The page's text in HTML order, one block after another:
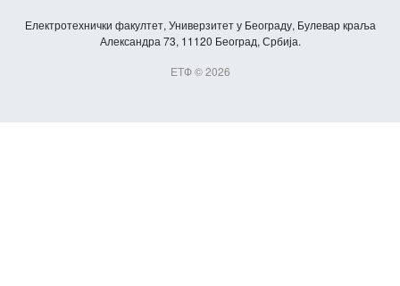
Електротехнички факултет, Универзитет у Београду, Булевар краља
Александра 73, 11120 Београд, Србија.
ЕТФ © 2026